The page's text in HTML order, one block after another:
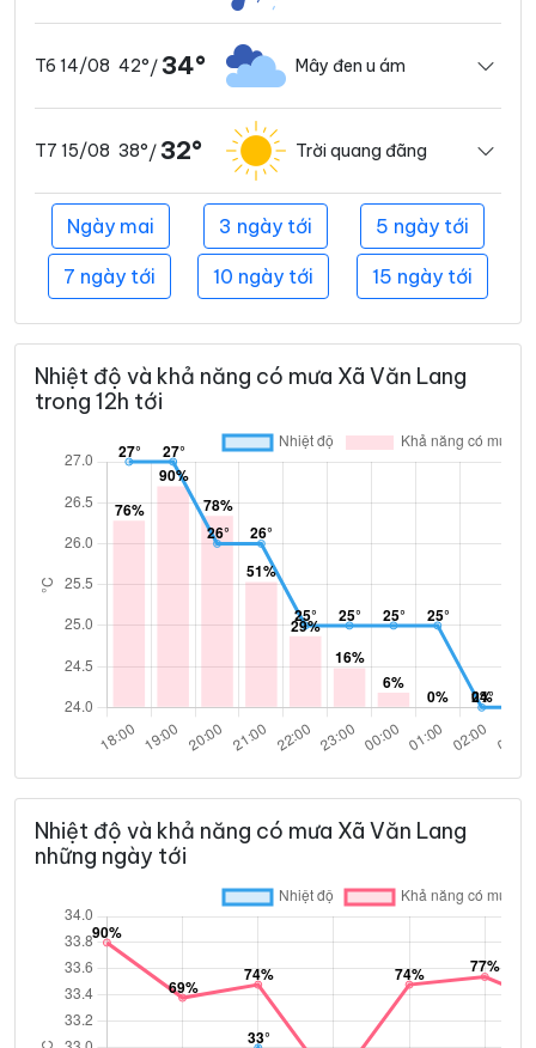
T6 14/08 42°/ 34° Mây đen u ám
T7 15/08 38°/ 32° Trời quang đãng
Ngày mai 3 ngày tới 5 ngày tới
7 ngày tới 10 ngày tới 15 ngày tới
Nhiệt độ và khả năng có mưa Xã Văn Lang
trong 12h tới
Nhiệt độ và khả năng có mưa Xã Văn Lang
những ngày tới